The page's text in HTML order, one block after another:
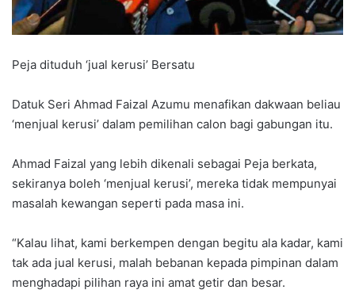
Peja dituduh ‘jual kerusi’ Bersatu
Datuk Seri Ahmad Faizal Azumu menafikan dakwaan beliau
‘menjual kerusi’ dalam pemilihan calon bagi gabungan itu.
Ahmad Faizal yang lebih dikenali sebagai Peja berkata,
sekiranya boleh ‘menjual kerusi’, mereka tidak mempunyai
masalah kewangan seperti pada masa ini.
“Kalau lihat, kami berkempen dengan begitu ala kadar, kami
tak ada jual kerusi, malah bebanan kepada pimpinan dalam
menghadapi pilihan raya ini amat getir dan besar.